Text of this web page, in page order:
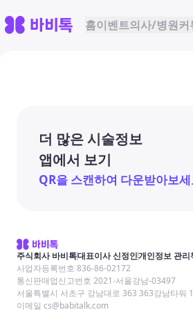
홈이벤트의사/병원커
더 많은 시술정보
앱에서 보기
QR을 스캔하여 다운받아보세
주식회사 바비톡대표이사 신정인개인정보 관리
사업자등록번호 836-86-02172
통신판매업신고번호 2021-서울강남-03497
서울특별시 서초구 강남대로 363 363강남타워
이메일 cs@babitalk.com